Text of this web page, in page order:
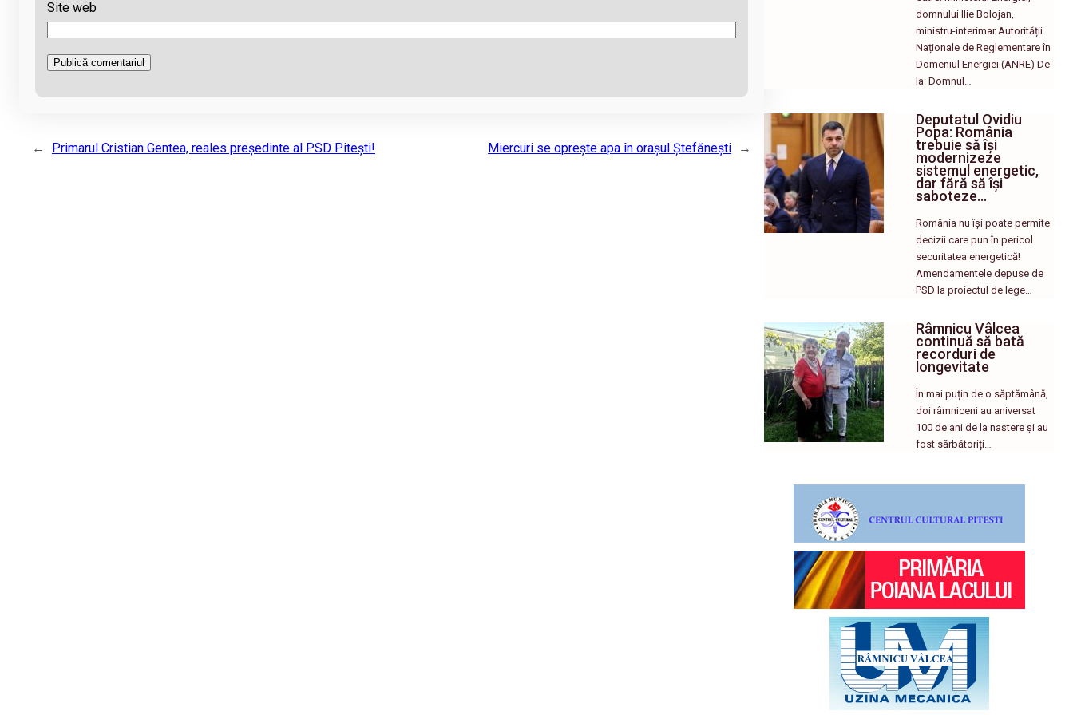
Site web
← Primarul Cristian Gentea, reales președinte al PSD Pitești! Miercuri se oprește apa în orașul Ștefănești →
domnului Ilie Bolojan,
ministru-interimar Autorității
Naționale de Reglementare în
Domeniul Energiei (ANRE) De
la: Domnul…
Deputatul Ovidiu
Popa: România
trebuie să își
modernizeze
sistemul energetic,
dar fără să își
saboteze…
România nu își poate permite
decizii care pun în pericol
securitatea energetică!
Amendamentele depuse de
PSD la proiectul de lege…
Râmnicu Vâlcea
continuă să bată
recorduri de
longevitate
În mai puțin de o săptămână,
doi râmniceni au aniversat
100 de ani de la naștere și au
fost sărbătoriți…